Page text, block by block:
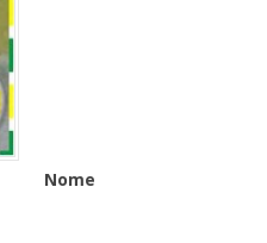
Nome